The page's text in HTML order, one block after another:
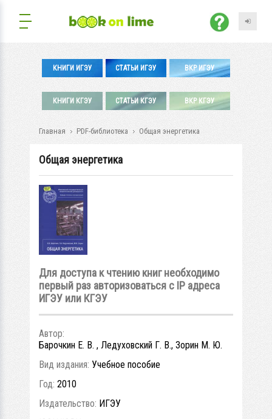
КНИГИ ИГЭУ СТАТЬИ ИГЭУ ВКР ИГЭУ
КНИГИ КГЭУ СТАТЬИ КГЭУ ВКР КГЭУ
Главная PDF-библиотека Общая энергетика
Общая энергетика
Для доступа к чтению книг необходимо
первый раз авторизоваться с IP адреса
ИГЭУ или КГЭУ
Автор:
Барочкин Е. В. , Ледуховский Г. В., Зорин М. Ю.
Вид издания: Учебное пособие
Год: 2010
Издательство: ИГЭУ